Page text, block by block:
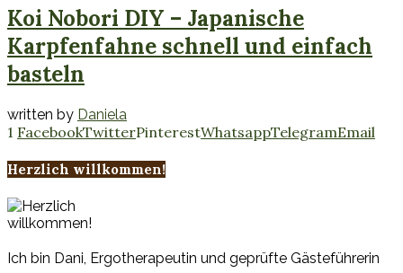
Koi Nobori DIY – Japanische
Karpfenfahne schnell und einfach
basteln
written by Daniela
1 FacebookTwitterPinterestWhatsappTelegramEmail
Herzlich willkommen!
Ich bin Dani, Ergotherapeutin und geprüfte Gästeführerin